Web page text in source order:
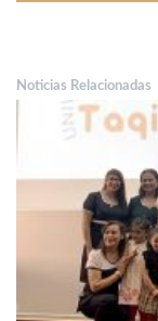
Noticias Relacionadas